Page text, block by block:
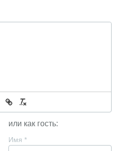
или как гость:
Имя *